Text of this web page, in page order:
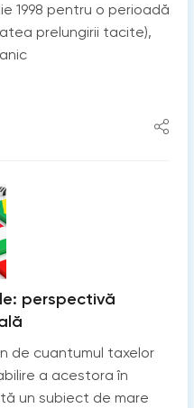
1998 pentru o perioadă
prelungirii tacite),
perspectivă
de cuantumul taxelor
a acestora în
un subiect de mare